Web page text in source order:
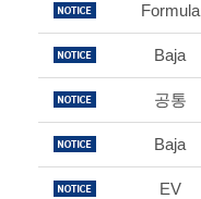
Formula
Baja
공통
Baja
EV